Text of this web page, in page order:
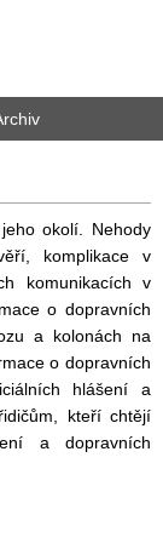
okolí. Nehody
komplikace v
komunikacích v
o dopravních
a kolonách na
o dopravních
hlášení a
kteří chtějí
a dopravních